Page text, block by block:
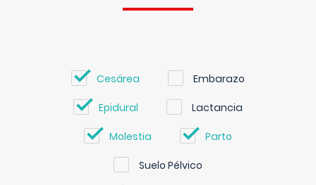
Cesárea Embarazo
Epidural Lactancia
Molestia Parto
Suelo Pélvico